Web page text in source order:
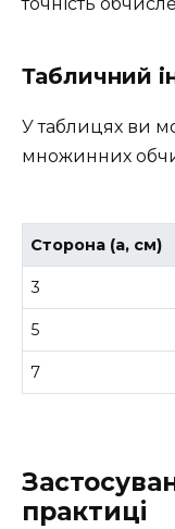
Табличний
У таблицях ви
множинних
Сторона (a, см)
3
5
7
практиці